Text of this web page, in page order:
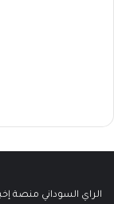
الراي السوداني منصة